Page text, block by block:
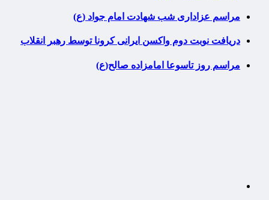
مراسم عزاداری شب شهادت امام جواد (ع)
دریافت نوبت دوم واکسن ایرانی کرونا توسط رهبر انقلاب
مراسم روز تاسوعا امامزاده صالح(ع)